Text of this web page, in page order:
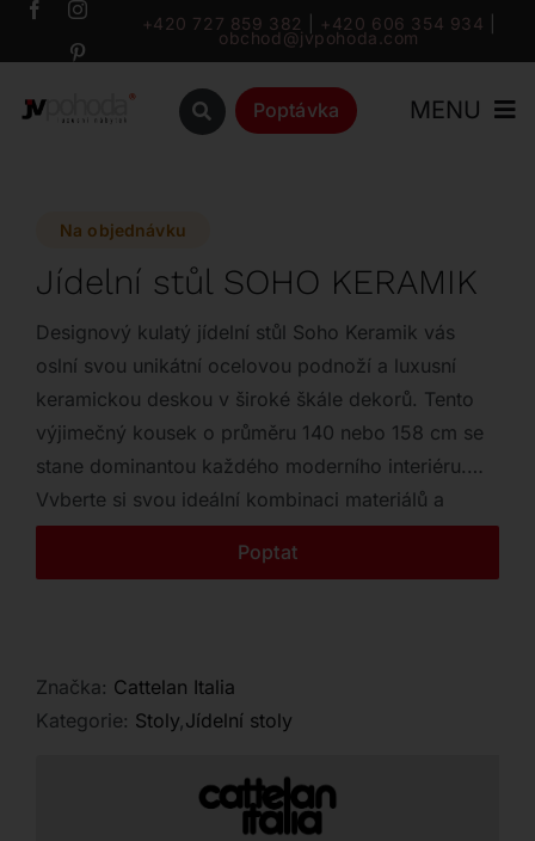
Přeskočit
+420 727 859 382 +420 606 354 934
obchod@jvpohoda.com
Poptávka MENU
Katalog
Značky
Outlet
Kontakt
Na objednávku
Jídelní stůl SOHO KERAMIK
Designový kulatý jídelní stůl Soho Keramik vás
oslní svou unikátní ocelovou podnoží a luxusní
keramickou deskou v široké škále dekorů. Tento
výjimečný kousek o průměru 140 nebo 158 cm se
stane dominantou každého moderního interiéru.
Vyberte si svou ideální kombinaci materiálů a
dopřejte si prvotřídní italský design.
Poptat
Značka: Cattelan Italia
Kategorie: Stoly,Jídelní stoly